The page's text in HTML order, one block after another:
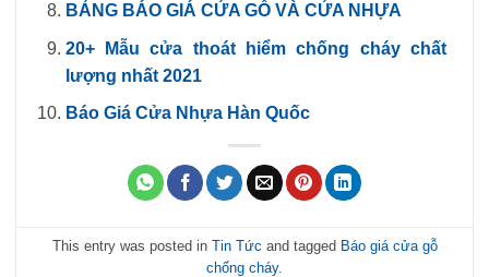
BẢNG BÁO GIÁ CỬA GỖ VÀ CỬA NHỰA
20+ Mẫu cửa thoát hiểm chống cháy chất
lượng nhất 2021
Báo Giá Cửa Nhựa Hàn Quốc
This entry was posted in Tin Tức and tagged Báo giá cửa gỗ
chống cháy.